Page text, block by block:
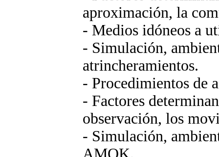
aproximación, la
- Medios idóneos a
- Simulación,
atrincheramientos.
- Procedimientos de
- Factores
observación, los
- Simulación,